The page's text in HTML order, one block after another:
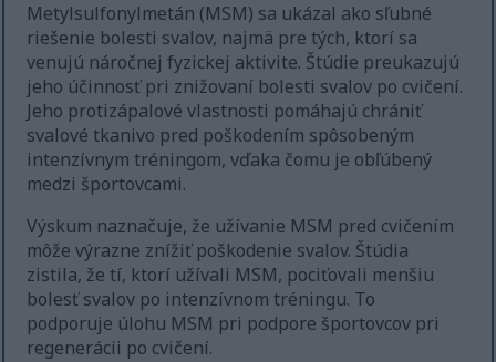
Metylsulfonylmetán (MSM) sa ukázal ako sľubné
riešenie bolesti svalov, najmä pre tých, ktorí sa
venujú náročnej fyzickej aktivite. Štúdie preukazujú
jeho účinnosť pri znižovaní bolesti svalov po cvičení.
Jeho protizápalové vlastnosti pomáhajú chrániť
svalové tkanivo pred poškodením spôsobeným
intenzívnym tréningom, vďaka čomu je obľúbený
medzi športovcami.
Výskum naznačuje, že užívanie MSM pred cvičením
môže výrazne znížiť poškodenie svalov. Štúdia
zistila, že tí, ktorí užívali MSM, pociťovali menšiu
bolesť svalov po intenzívnom tréningu. To
podporuje úlohu MSM pri podpore športovcov pri
regenerácii po cvičení.